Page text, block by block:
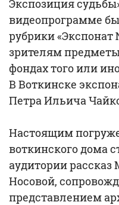
Экспозиция
видеопрограмме
рубрики
зрителям
фондах того или
В Воткинске
Петра Ильича
Настоящим
воткинского дома
аудитории
Носовой,
представлением